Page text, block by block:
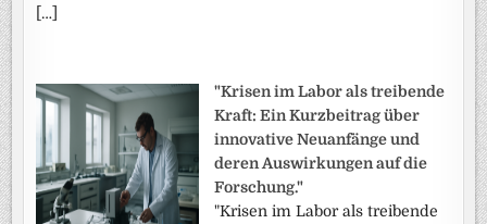
[…]
"Krisen im Labor als treibende
Kraft: Ein Kurzbeitrag über
innovative Neuanfänge und
deren Auswirkungen auf die
Forschung."
"Krisen im Labor als treibende